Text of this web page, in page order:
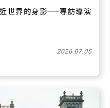
世界的身影──專訪導演
2026.07.05